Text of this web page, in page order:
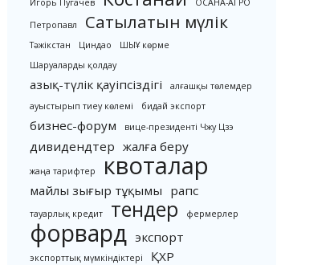
Игорь Пугачев
ОСАНА-АГРО
Петропавл
Сатылатын мүлік
Тәжікстан Циндао
ШЫҰ көрме
Шаруаларды қолдау
азық-түлік қауіпсіздігі
алғашқы төлемдер
ауыстырып тиеу көлемі
бидай экспорт
бизнес-форум вице-президенті Чжу Цзэ
дивидендтер жалға беру
жаңа тарифтер квоталар
майлы зығыр тұқымы рапс
тауарлық кредит тендер фермерлер
форвард экспорт
экспорттық мүмкіндіктері ҚХР